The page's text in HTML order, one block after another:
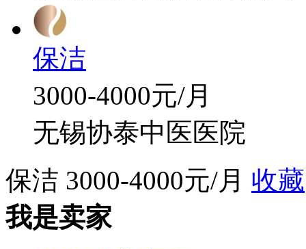
保洁
3000-4000元/月
无锡协泰中医医院
保洁 3000-4000元/月 收藏
我是卖家